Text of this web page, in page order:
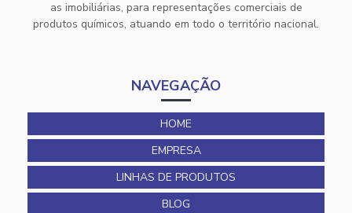
as imobiliárias, para representações comerciais de
produtos químicos, atuando em todo o território nacional.
NAVEGAÇÃO
HOME
EMPRESA
LINHAS DE PRODUTOS
BLOG